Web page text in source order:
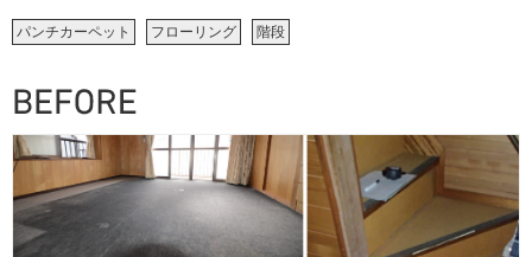
パンチカーペット フローリング 階段